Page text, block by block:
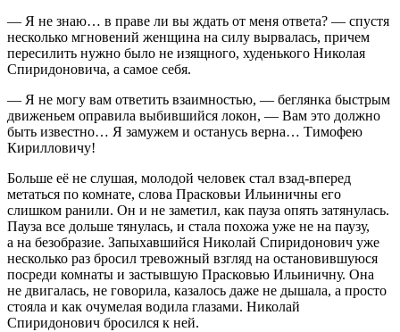
— Я не знаю… в праве ли вы ждать от меня ответа? — спустя
несколько мгновений женщина на силу вырвалась, причем
пересилить нужно было не изящного, худенького Николая
Спиридоновича, а самое себя.
— Я не могу вам ответить взаимностью, — беглянка быстрым
движеньем оправила выбившийся локон, — Вам это должно
быть известно… Я замужем и останусь верна… Тимофею
Кирилловичу!
Больше её не слушая, молодой человек стал взад-вперед
метаться по комнате, слова Прасковьи Ильиничны его
слишком ранили. Он и не заметил, как пауза опять затянулась.
Пауза все дольше тянулась, и стала похожа уже не на паузу,
а на безобразие. Запыхавшийся Николай Спиридонович уже
несколько раз бросил тревожный взгляд на остановившуюся
посреди комнаты и застывшую Прасковью Ильиничну. Она
не двигалась, не говорила, казалось даже не дышала, а просто
стояла и как очумелая водила глазами. Николай
Спиридонович бросился к ней.